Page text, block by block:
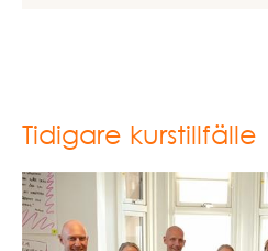
Tidigare kurstillfälle